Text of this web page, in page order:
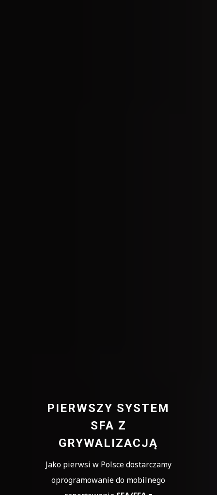
PIERWSZY SYSTEM
SFA Z
GRYWALIZACJĄ
Jako pierwsi w Polsce dostarczamy
oprogramowanie do mobilnego